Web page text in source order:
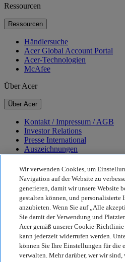
Ressourcen
Ressourcen
Händlersuche
Acer Global Account Portal
Acer-Technologien
McAfee
Über Acer
Über Acer
Kontakt / Impressum / AGB
Investor Relations
Presse International
Auszeichnungen
Veranstaltungen
Karriere
Nachhaltigkeit
Nachhaltigkeit
Corporate Social Responsibility
CO2-Bilanz unserer Produkte
Project Humanity
Earthion
Wir verwenden Cookies, um
Navigation auf der Website zu
generieren, damit wir unsere Website
gestalten können, und personalisierte
anzubieten. Wenn Sie auf „Alle
Sie damit der Verwendung und
Acer gemäß unserer Cookie-
kann jederzeit widerrufen werden.
können Sie Ihre Einstellungen für die
verwalten. Mehr darüber, wer wir